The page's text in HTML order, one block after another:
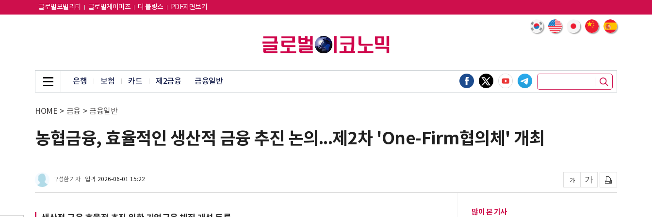
글로벌모빌리티 글로벌게이머즈 더 블링스 PDF지면보기
은행 보험 카드 제2금융 금융일반
HOME > 금융 > 금융일반
농협금융, 효율적인 생산적 금융 추진 논의...제2차 'One-Firm협의체' 개최
구성환 기자 입력 2026-06-01 15:22
많이 본 기사